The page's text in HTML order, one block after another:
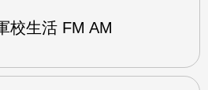
校生活 FM AM